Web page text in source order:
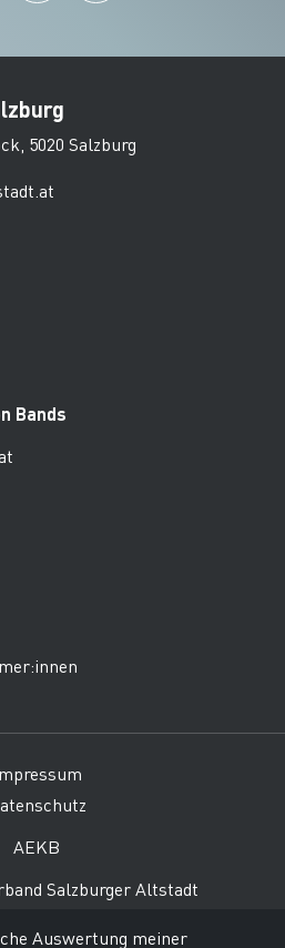
5020 Salzburg
Bands
AEKB
Salzburger Altstadt
Auswertung meiner